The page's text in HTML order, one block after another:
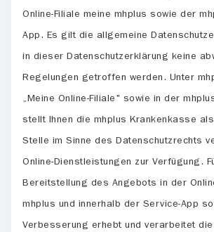
Online-Filiale meine mhplus sowie der
App. Es gilt die allgemeine
in dieser Datenschutzerklärung keine
Regelungen getroffen werden. Unter
„Meine Online-Filiale" sowie in der
stellt Ihnen die mhplus Krankenkasse
Stelle im Sinne des Datenschutzrechts
Online-Dienstleistungen zur Verfügung.
Bereitstellung des Angebots in der
mhplus und innerhalb der Service-App
Verbesserung erhebt und verarbeitet